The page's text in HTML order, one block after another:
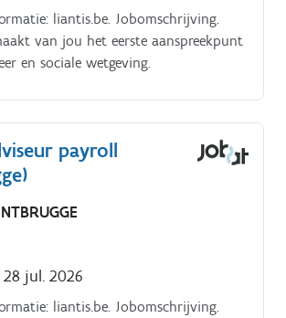
liantis.be. Jobomschrijving.
van jou het eerste aanspreekpunt
en sociale wetgeving.
payroll
jul. 2026
liantis.be. Jobomschrijving.